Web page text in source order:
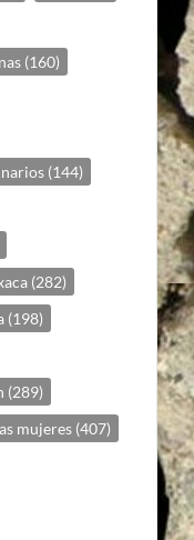
(160)
(144)
(282)
(198)
(289)
mujeres (407)